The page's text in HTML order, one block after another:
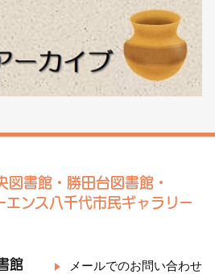
書館・勝田台図書館・
エンス八千代市民ギャラリー
館
メールでのお問い合わせ